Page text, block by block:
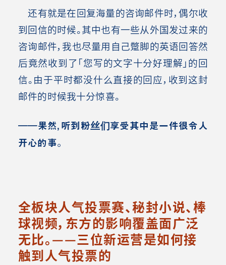
还有就是在回复海量的咨询邮件时，偶尔收
到回信的时候。其中也有一些从外国发过来的
咨询邮件，我也尽量用自己蹩脚的英语回答然
后竟然收到了「您写的文字十分好理解」的回
信。由于平时都没什么直接的回应，收到这封
邮件的时候我十分惊喜。
――果然，听到粉丝们享受其中是一件很令人
开心的事。
全板块人气投票赛、秘封小说、棒
球视频，东方的影响覆盖面广泛
无比。——三位新运营是如何接
触到人气投票的